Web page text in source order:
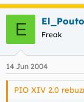
COÑO LAVAROS
:( :( :( :( :( :( :(
E Freak
14 Jun 2004
PIO XIV 2.0